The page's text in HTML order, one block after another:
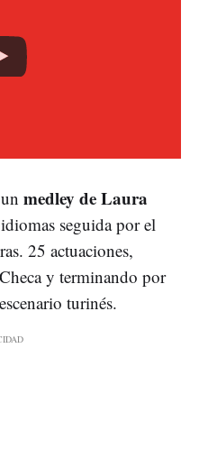
medley de Laura
seguida por el
25 actuaciones,
y terminando por
turinés.